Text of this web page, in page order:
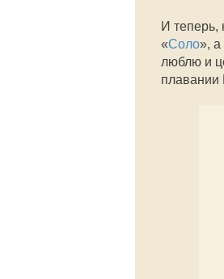
И теперь,
«Соло», а
люблю и
плавании